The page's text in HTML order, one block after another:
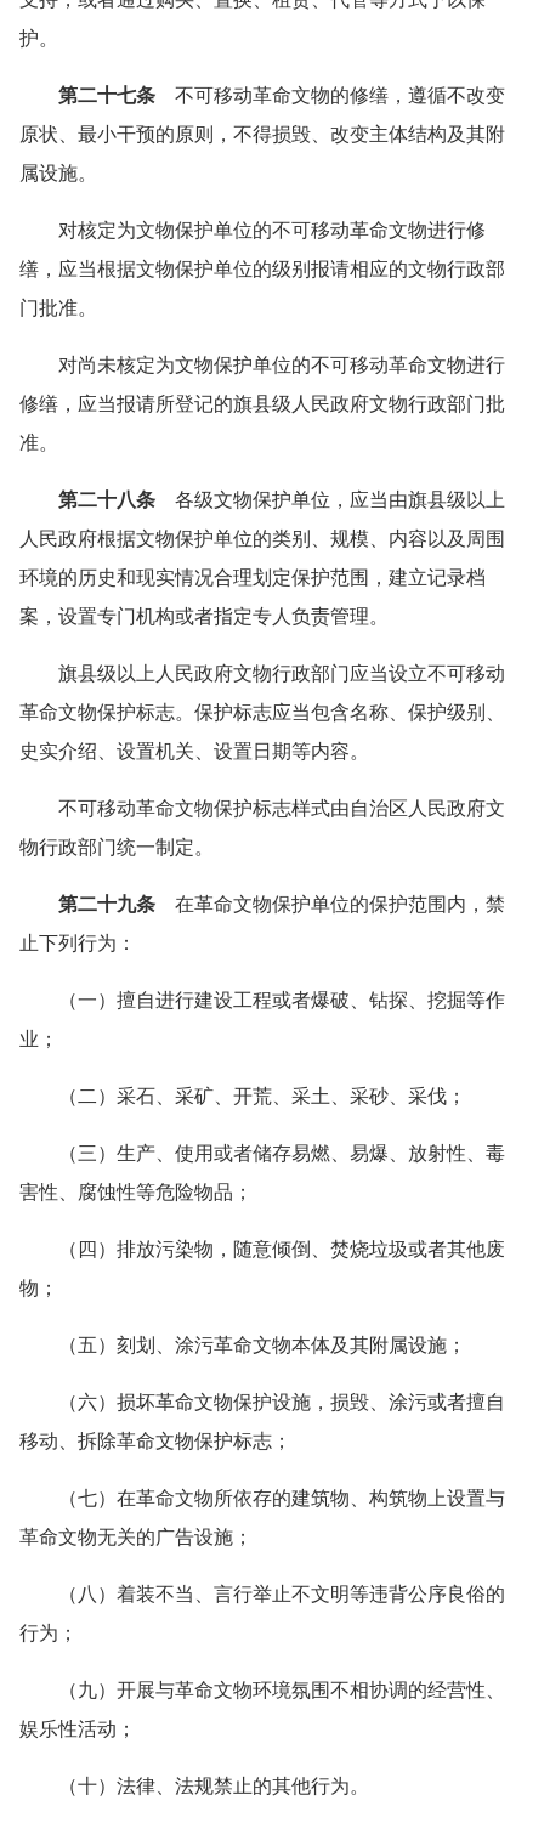
护。
第二十七条 不可移动革命文物的修缮，遵循不改变
原状、最小干预的原则，不得损毁、改变主体结构及其附
属设施。
对核定为文物保护单位的不可移动革命文物进行修
缮，应当根据文物保护单位的级别报请相应的文物行政部
门批准。
对尚未核定为文物保护单位的不可移动革命文物进行
修缮，应当报请所登记的旗县级人民政府文物行政部门批
准。
第二十八条 各级文物保护单位，应当由旗县级以上
人民政府根据文物保护单位的类别、规模、内容以及周围
环境的历史和现实情况合理划定保护范围，建立记录档
案，设置专门机构或者指定专人负责管理。
旗县级以上人民政府文物行政部门应当设立不可移动
革命文物保护标志。保护标志应当包含名称、保护级别、
史实介绍、设置机关、设置日期等内容。
不可移动革命文物保护标志样式由自治区人民政府文
物行政部门统一制定。
第二十九条 在革命文物保护单位的保护范围内，禁
止下列行为：
（一）擅自进行建设工程或者爆破、钻探、挖掘等作
业；
（二）采石、采矿、开荒、采土、采砂、采伐；
（三）生产、使用或者储存易燃、易爆、放射性、毒
害性、腐蚀性等危险物品；
（四）排放污染物，随意倾倒、焚烧垃圾或者其他废
物；
（五）刻划、涂污革命文物本体及其附属设施；
（六）损坏革命文物保护设施，损毁、涂污或者擅自
移动、拆除革命文物保护标志；
（七）在革命文物所依存的建筑物、构筑物上设置与
革命文物无关的广告设施；
（八）着装不当、言行举止不文明等违背公序良俗的
行为；
（九）开展与革命文物环境氛围不相协调的经营性、
娱乐性活动；
（十）法律、法规禁止的其他行为。